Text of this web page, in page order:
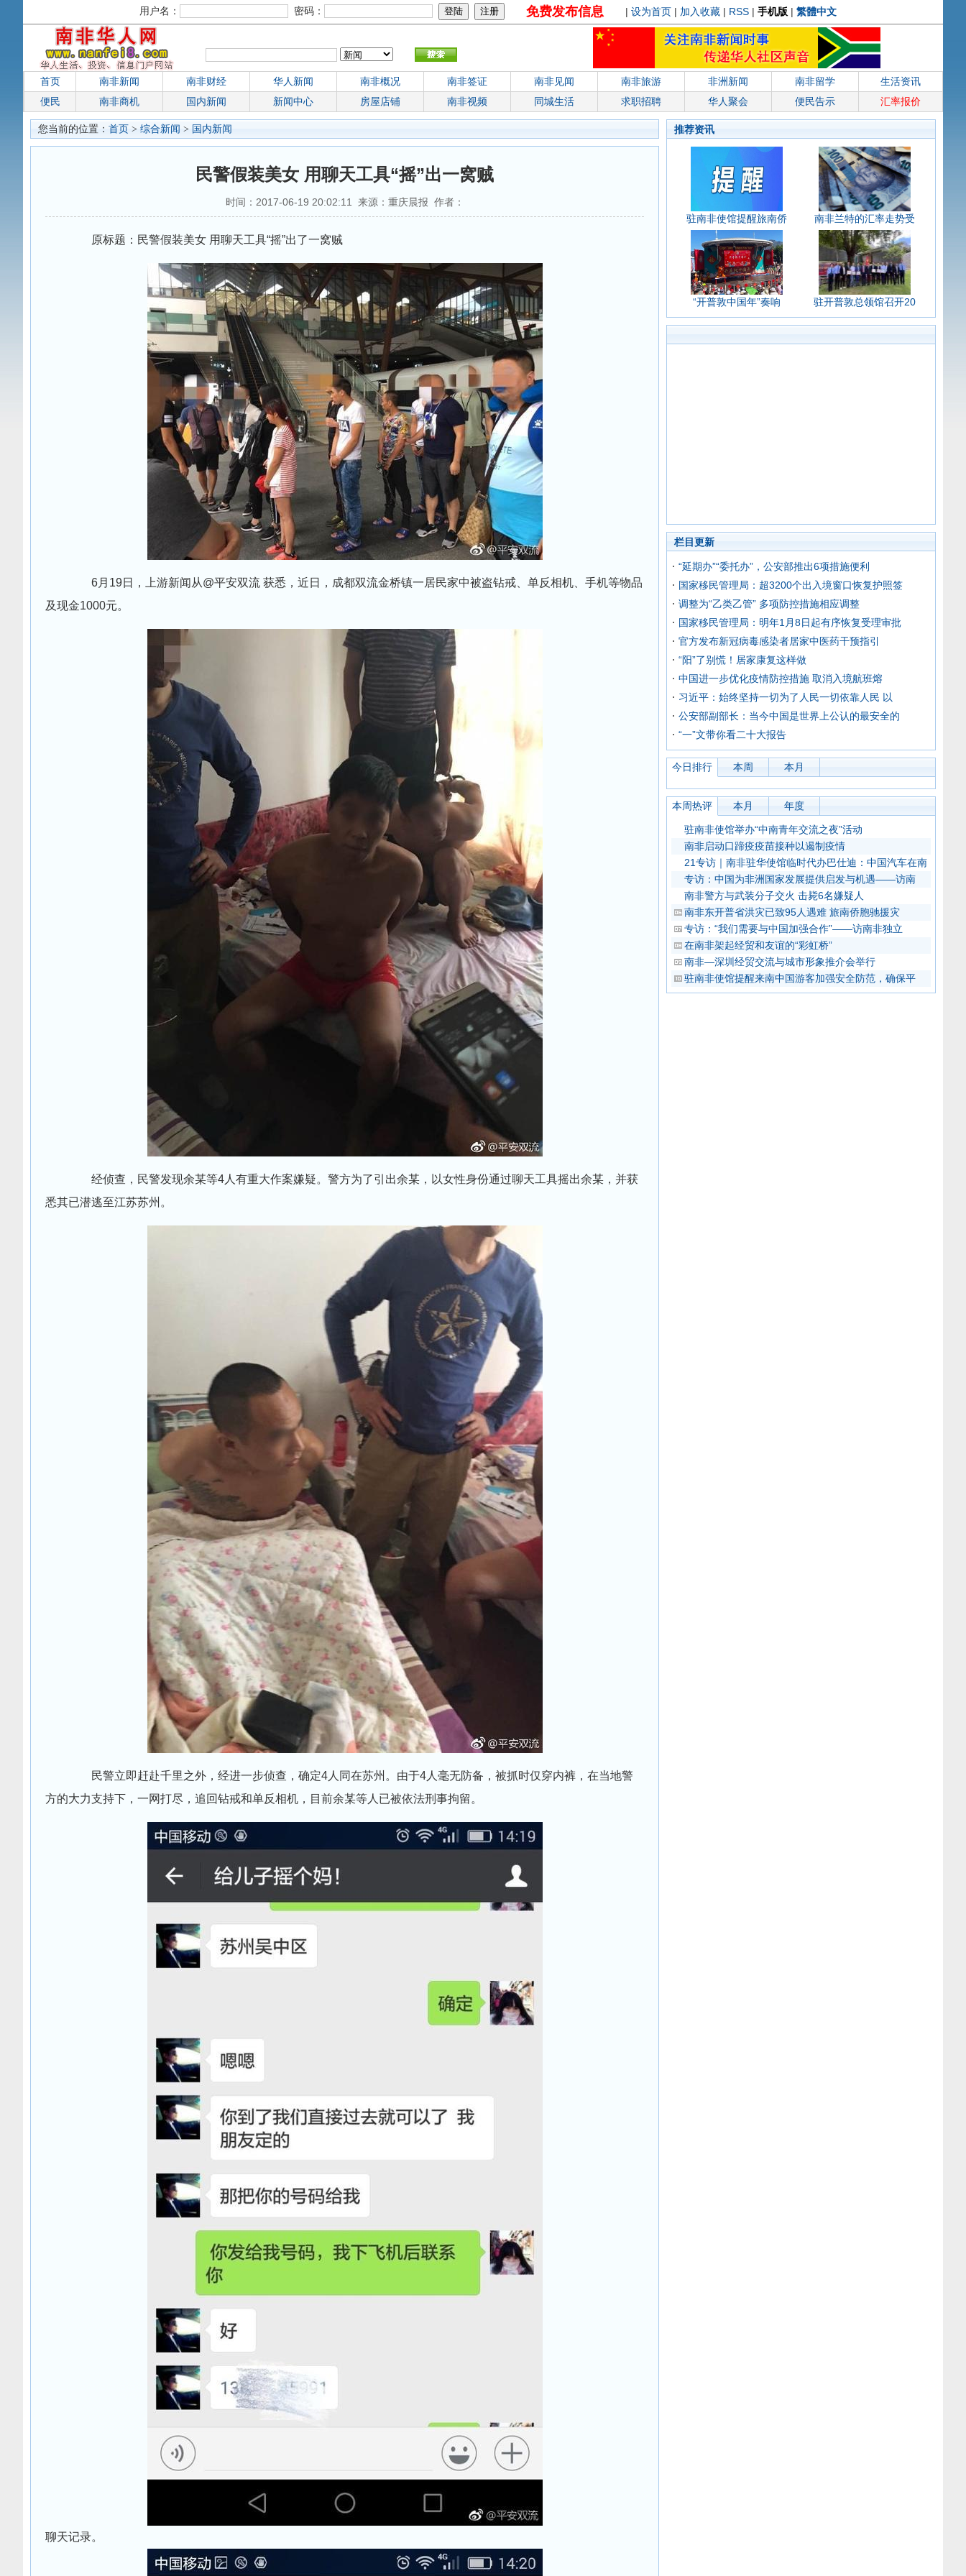
用户名： 密码： 免费发布信息 | 设为首页 | 加入收藏 | RSS | 手机版 | 繁體中文
首页 南非新闻 南非财经 华人新闻 南非概况 南非签证 南非见闻 南非旅游 非洲新闻 南非留学
生活资讯
便民
南非商机 国内新闻 新闻中心 房屋店铺 南非视频 同城生活 求职招聘 华人聚会 便民告示 汇率报价
您当前的位置： 首页 > 综合新闻 > 国内新闻
民警假装美女 用聊天工具“摇”出一窝贼
时间：2017-06-19 20:02:11 来源：重庆晨报 作者：
原标题：民警假装美女 用聊天工具“摇”出了一窝贼
6月19日，上游新闻从@平安双流 获悉，近日，成都双流金桥镇一居民家中被盗钻戒、单反相机、手机等物品
及现金1000元。
经侦查，民警发现余某等4人有重大作案嫌疑。警方为了引出余某，以女性身份通过聊天工具摇出余某，并获
悉其已潜逃至江苏苏州。
民警立即赶赴千里之外，经进一步侦查，确定4人同在苏州。由于4人毫无防备，被抓时仅穿内裤，在当地警
方的大力支持下，一网打尽，追回钻戒和单反相机，目前余某等人已被依法刑事拘留。
聊天记录。
推荐资讯
驻南非使馆提醒旅南侨 南非兰特的汇率走势受
“开普敦中国年”奏响 驻开普敦总领馆召开20
栏目更新
“延期办”“委托办”，公安部推出6项措施便利
国家移民管理局：超3200个出入境窗口恢复护照签
调整为“乙类乙管” 多项防控措施相应调整
国家移民管理局：明年1月8日起有序恢复受理审批
官方发布新冠病毒感染者居家中医药干预指引
“阳”了别慌！居家康复这样做
中国进一步优化疫情防控措施 取消入境航班熔
习近平：始终坚持一切为了人民一切依靠人民 以
公安部副部长：当今中国是世界上公认的最安全的
“一”文带你看二十大报告
今日排行 本周 本月
本周热评 本月 年度
驻南非使馆举办“中南青年交流之夜”活动
南非启动口蹄疫疫苗接种以遏制疫情
21专访｜南非驻华使馆临时代办巴仕迪：中国汽车在南
专访：中国为非洲国家发展提供启发与机遇——访南
南非警方与武装分子交火 击毙6名嫌疑人
南非东开普省洪灾已致95人遇难 旅南侨胞驰援灾
专访：“我们需要与中国加强合作”——访南非独立
在南非架起经贸和友谊的“彩虹桥”
南非—深圳经贸交流与城市形象推介会举行
驻南非使馆提醒来南中国游客加强安全防范，确保平